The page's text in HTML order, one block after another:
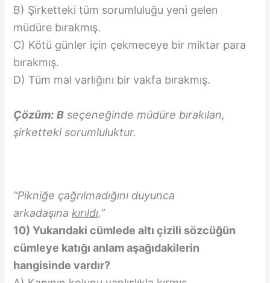
B) Şirketteki tüm sorumluluğu yeni gelen
müdüre bırakmış.
C) Kötü günler için çekmeceye bir miktar para
bırakmış.
D) Tüm mal varlığını bir vakfa bırakmış.
Çözüm: B seçeneğinde müdüre bırakılan,
şirketteki sorumluluktur.
“Pikniğe çağrılmadığını duyunca
arkadaşınakırıldı.”
10) Yukarıdaki cümlede altı çizili sözcüğün
cümleye katığı anlam aşağıdakilerin
hangisinde vardır?